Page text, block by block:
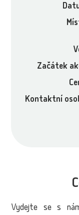
Začátek
Kontaktní
Vydejte se s